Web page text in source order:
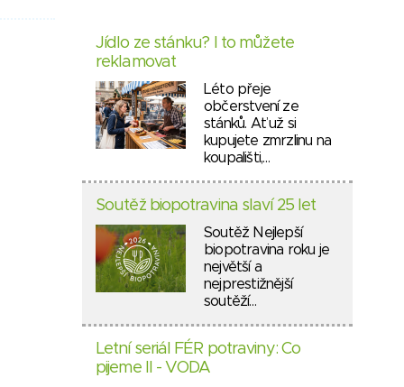
Jídlo ze stánku? I to můžete
reklamovat
Léto přeje
občerstvení ze
stánků. Ať už si
kupujete zmrzlinu na
koupališti,…
Soutěž biopotravina slaví 25 let
Soutěž Nejlepší
biopotravina roku je
největší a
nejprestižnější
soutěží…
Letní seriál FÉR potraviny: Co
pijeme II - VODA